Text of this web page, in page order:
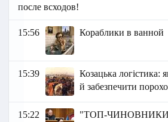
после всходов!
15:56 Кораблики в ванной
15:39
Козацька логістика:
й забезпечити
15:22
"ТОП-ЧИНОВНИКИ,